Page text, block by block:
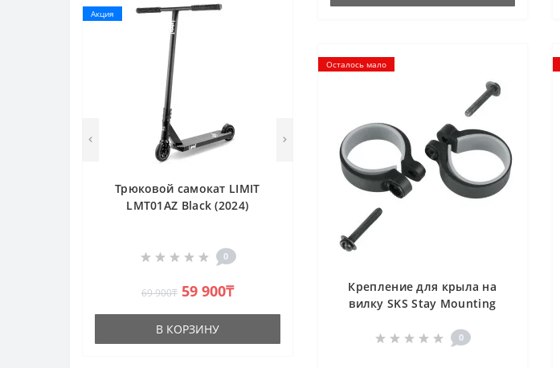
Акция
Трюковой самокат LIMIT
LMT01AZ Black (2024)
0
69 900₸ 59 900₸
В КОРЗИНУ
Осталось мало
Крепление для крыла на
вилку SKS Stay Mounting
(2pcs),black 0